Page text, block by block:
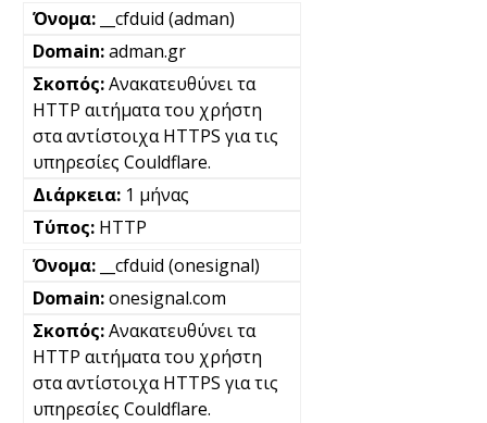
__cfduid (adman)
adman.gr
Ανακατευθύνει τα
HTTP αιτήματα του χρήστη
στα αντίστοιχα HTTPS για τις
υπηρεσίες Couldflare.
1 μήνας
HTTP
__cfduid (onesignal)
onesignal.com
Ανακατευθύνει τα
HTTP αιτήματα του χρήστη
στα αντίστοιχα HTTPS για τις
υπηρεσίες Couldflare.